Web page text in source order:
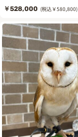
￥528,000 (税込￥580,800)